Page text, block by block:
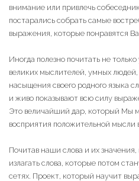
внимание или привлечь
постарались собрать самые
выражения, которые понравятся
Иногда полезно почитать не
великих мыслителей, умных людей,
насыщения своего родного языка
и живо показывают всю силу
Это величайший дар, который Мы
восприятия положительной мысли
Почитав наши слова и их
излагать слова, которые потом
сетях. Проект, который научит